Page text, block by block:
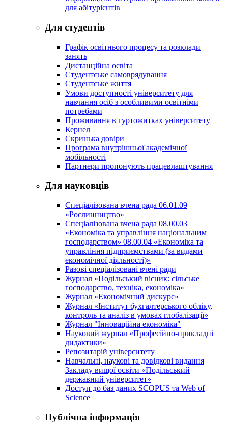
для абітурієнтів
Для студентів
Графік освітнього процесу та розклади
занять
Дистанційна освіта
Студентське самоврядування
Студентське життя
Умови доступності університету для
навчання осіб з особливими освітніми
потребами
Проживання в гуртожитках університету
Кернел
Скринька довіри
Програма внутрішньої академічної
мобільності
Партнери пропонують працевлаштування
Для науковців
Спеціалізована вчена рада 06.01.09
«Рослинництво»
Спеціалізована вчена рада 08.00.03
«Економіка та управління національним
господарством» 08.00.04 «Економіка та
управління підприємствами (за видами
економічної діяльності)»
Разові спеціалізовані вчені ради
Журнал «Подільський вісник: сільське
господарство, техніка, економіка»
Журнал «Економічний дискурс»
Журнал «Інститут бухгалтерського обліку,
контроль та аналіз в умовах глобалізації»
Журнал "Інноваційна економіка"
Науковий журнал «Професійно-прикладні
дидактики»
Репозитарій університету
Навчальні, наукові та довідкові видання
Закладу вищої освіти «Подільський
державний університет»
Доступ до баз даних SCOPUS та Web of
Science
Публічна інформація